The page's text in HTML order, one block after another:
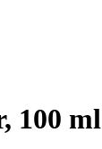
100 ml